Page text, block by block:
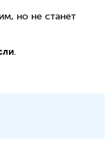
но не станет
.